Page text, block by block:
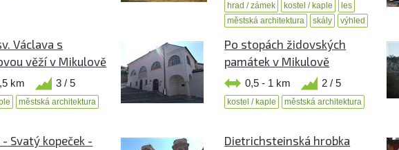
hrad / zámek kostel / kaple
les
městská architektura
skály výhled
Václava s
věží v Mikulově
km 3 / 5
městská architektura
Po stopách židovských
památek v Mikulově
0,5 - 1 km 2 / 5
kostel / kaple městská architektura
Svatý kopeček -
Dietrichsteinská hrobka